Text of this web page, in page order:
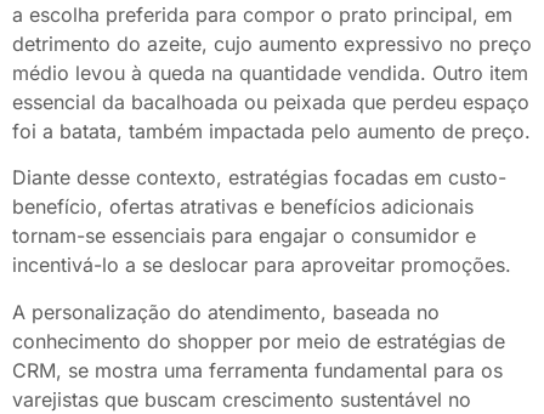
a escolha preferida para compor o prato principal, em
detrimento do azeite, cujo aumento expressivo no preço
médio levou à queda na quantidade vendida. Outro item
essencial da bacalhoada ou peixada que perdeu espaço
foi a batata, também impactada pelo aumento de preço.​
Diante desse contexto, estratégias focadas em custo-
benefício, ofertas atrativas e benefícios adicionais
tornam-se essenciais para engajar o consumidor e
incentivá-lo a se deslocar para aproveitar promoções. ​
A personalização do atendimento, baseada no
conhecimento do shopper por meio de estratégias de
CRM, se mostra uma ferramenta fundamental para os
varejistas que buscam crescimento sustentável no